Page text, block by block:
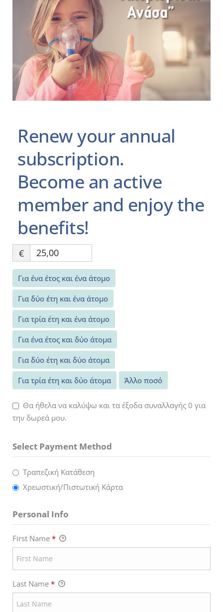
Renew your annual
subscription.
Become an active
member and enjoy the
benefits!
€
Για ένα έτος και ένα άτομο
Για δύο έτη και ένα άτομο
Για τρία έτη και ένα άτομο
Για ένα έτος και δύο άτομα
Για δύο έτη και δύο άτομα
Για τρία έτη και δύο άτομα Άλλο ποσό
Θα ήθελα να καλύψω και τα έξοδα συναλλαγής 0 για
την δωρεά μου.
Select Payment Method
Τραπεζική Κατάθεση
Χρεωστική/Πιστωτική Κάρτα
Personal Info
First Name *
Last Name *